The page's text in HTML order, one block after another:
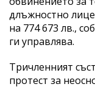
длъжностно
на 774 673 лв.,
ги управлява.
Тричленният
протест за